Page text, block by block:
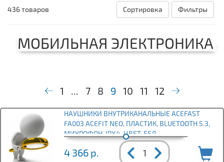
436 товаров Фильтры
Сортировка
МОБИЛЬНАЯ ЭЛЕКТРОНИКА
1 ... 7 8 9 10 11 12
НАУШНИКИ ВНУТРИКАНАЛЬНЫЕ ACEFAST
FA003 ACEFIT NEO, ПЛАСТИК, BLUETOOTH 5.3,
МИКРОФОН, IPX4, ЦВЕТ: БЕЛ
4 366 р.